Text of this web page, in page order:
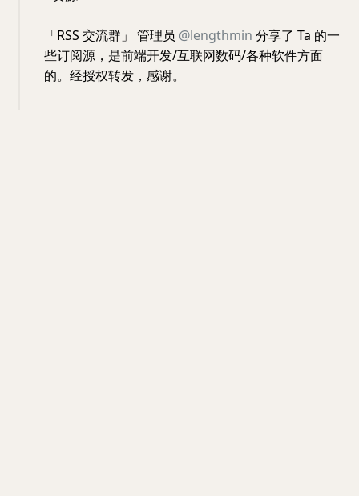
「RSS 交流群」 管理员 @lengthmin 分享了 Ta 的一
些订阅源，是前端开发/互联网数码/各种软件方面
的。经授权转发，感谢。